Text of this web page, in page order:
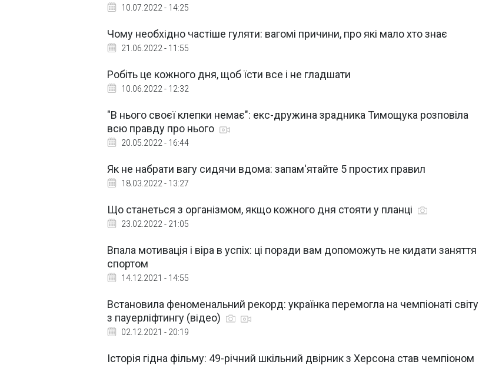
10.07.2022 - 14:25
Чому необхідно частіше гуляти: вагомі причини, про які мало хто знає
21.06.2022 - 11:55
Робіть це кожного дня, щоб їсти все і не гладшати
10.06.2022 - 12:32
"В нього своєї клепки немає": екс-дружина зрадника Тимощука розповіла
всю правду про нього
20.05.2022 - 16:44
Як не набрати вагу сидячи вдома: запам'ятайте 5 простих правил
18.03.2022 - 13:27
Що станеться з організмом, якщо кожного дня стояти у планці
23.02.2022 - 21:05
Впала мотивація і віра в успіх: ці поради вам допоможуть не кидати заняття
спортом
14.12.2021 - 14:55
Встановила феноменальний рекорд: українка перемогла на чемпіонаті світу
з пауерліфтингу (відео)
02.12.2021 - 20:19
Історія гідна фільму: 49-річний шкільний двірник з Херсона став чемпіоном